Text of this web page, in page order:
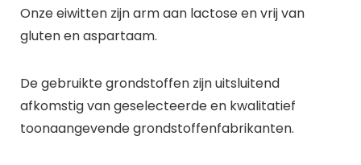
Onze eiwitten zijn arm aan lactose en vrij van
gluten en aspartaam.
De gebruikte grondstoffen zijn uitsluitend
afkomstig van geselecteerde en kwalitatief
toonaangevende grondstoffenfabrikanten.